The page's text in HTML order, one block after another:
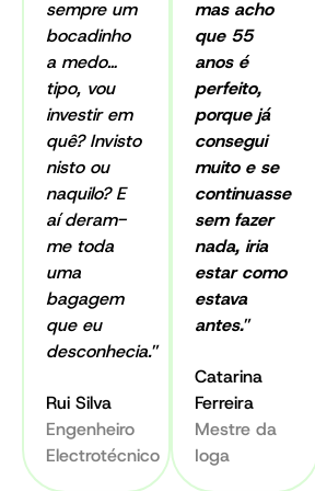
na
aplicada
ao
Como
e
criadora
podcast
integra
o
como
pilar
central
(Tribunal
Arbitral)
reconhecido
como
leading
lawyer.
Desde
2024
coordenador
Departamento
Fiscal
da
experiência
em
consultoria
estratégica
em
Employee
Especialista
em
Seguros
de
Saúde,
Vida,
Pensões
e
Acidentes,
com
profundo
conhecimento
fundador
OPCR
Observatório
Português
de
Compliance
e
Regulatório.
Integra
Conselho
Diáspora
Portuguesa
desde
dezembro
sempre um
bocadinho
a medo…
tipo, vou
investir em
quê? Invisto
nisto ou
naquilo? E
aí deram-
me toda
uma
bagagem
que eu
desconhecia.”
Rui Silva
Engenheiro
Electrotécnico
mas acho
que 55
anos é
perfeito,
porque já
consegui
muito e se
continuasse
sem fazer
nada, iria
estar como
estava
antes.”
Catarina
Ferreira
Mestre da
Ioga